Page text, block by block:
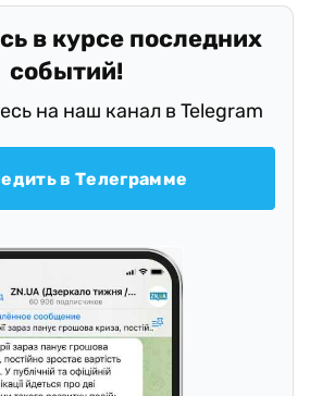
в курсе последних
событий!
на наш канал в Telegram
в Телеграмме